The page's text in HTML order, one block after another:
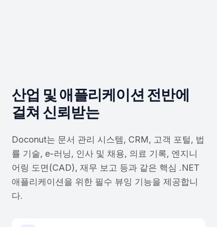
산업 및 애플리케이션 전반에
걸쳐 신뢰받는
Doconut는 문서 관리 시스템, CRM, 고객 포털, 법
률 기술, e-러닝, 인사 및 채용, 의료 기록, 엔지니
어링 도면(CAD), 재무 보고 등과 같은 핵심 .NET
애플리케이션을 위한 필수 뷰잉 기능을 제공합니
다.